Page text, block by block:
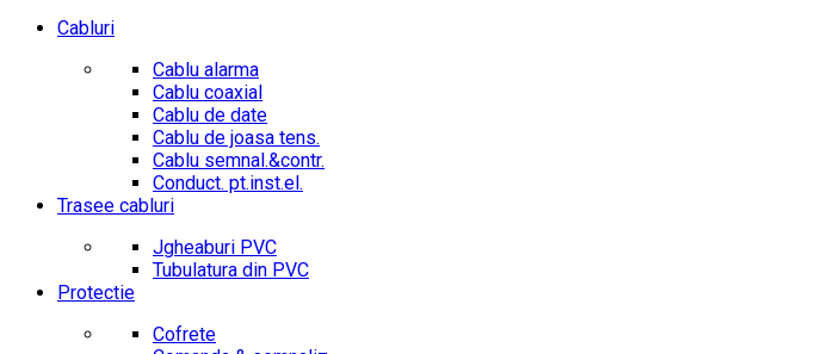
Cabluri
Cablu alarma
Cablu coaxial
Cablu de date
Cablu de joasa tens.
Cablu semnal.&contr.
Conduct. pt.inst.el.
Trasee cabluri
Jgheaburi PVC
Tubulatura din PVC
Protectie
Cofrete